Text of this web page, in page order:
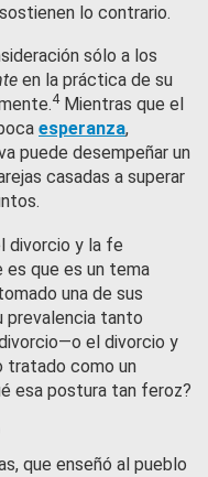
lo contrario.
sólo a los
en la práctica de su
4Mientras que el
esperanza,
puede desempeñar un
casadas a superar
divorcio y la fe
es que es un tema
una de sus
prevalencia tanto
el divorcio y
tratado como un
esa postura tan feroz?
que enseñó al pueblo